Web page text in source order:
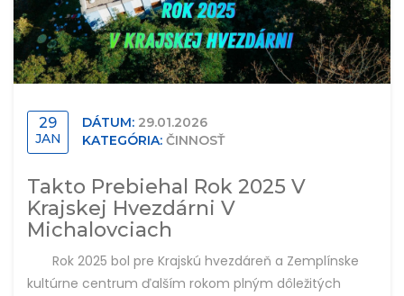
29
JAN
DÁTUM: 29.01.2026
KATEGÓRIA: ČINNOSŤ
Takto Prebiehal Rok 2025 V
Krajskej Hvezdárni V
Michalovciach
Rok 2025 bol pre Krajskú hvezdáreň a Zemplínske
kultúrne centrum ďalším rokom plným dôležitých